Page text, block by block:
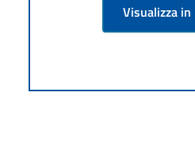
Visualizza